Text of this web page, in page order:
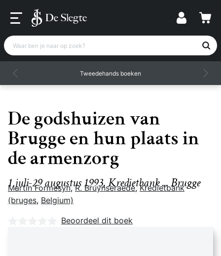
Waar ben je naar op zoek?
Tweedehands boeken
De godshuizen van
Brugge en hun plaats in
de armenzorg
1 juli-29 augustus 1993, Kredietbank ... Brugge
Martin Formesyn,R. Bruynseraede,Kredietbank
(bruges, Belgium)
Nog geen beoordelingen
Beoordeel dit boek